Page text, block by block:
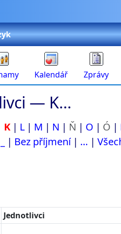
Kalendář Zprávy
— K…
K L M N Ň O Ó
Bez příjmení …
Jednotlivci